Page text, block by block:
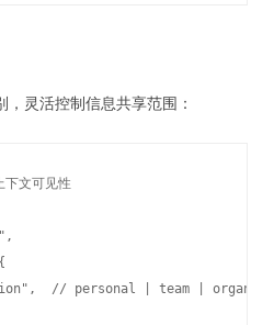
灵活控制信息共享范围：
文可见性
// personal | team |